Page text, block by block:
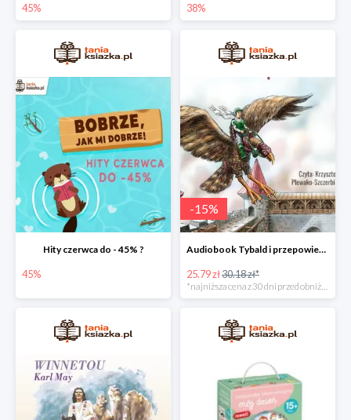
45% 38%
Hity czerwca do - 45% ?
45%
-15%
Audiobook Tybald i przepowiednia Studni Praprzodków
25.79 zł30.18 zł*
*najniższa cena z 30 dni przed obniżką